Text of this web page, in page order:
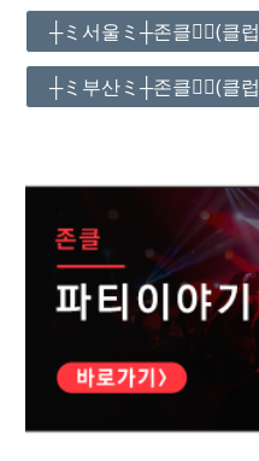
┼ミ서울ミ┼존클❤️‍🔥(클
┼ミ부산ミ┼존클❤️‍🔥(클